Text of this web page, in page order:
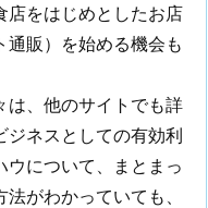
店をはじめとしたお店
販）を始める機会も
は、他のサイトでも詳
ジネスとしての有効利
ウについて、まとまっ
がわかっていても、